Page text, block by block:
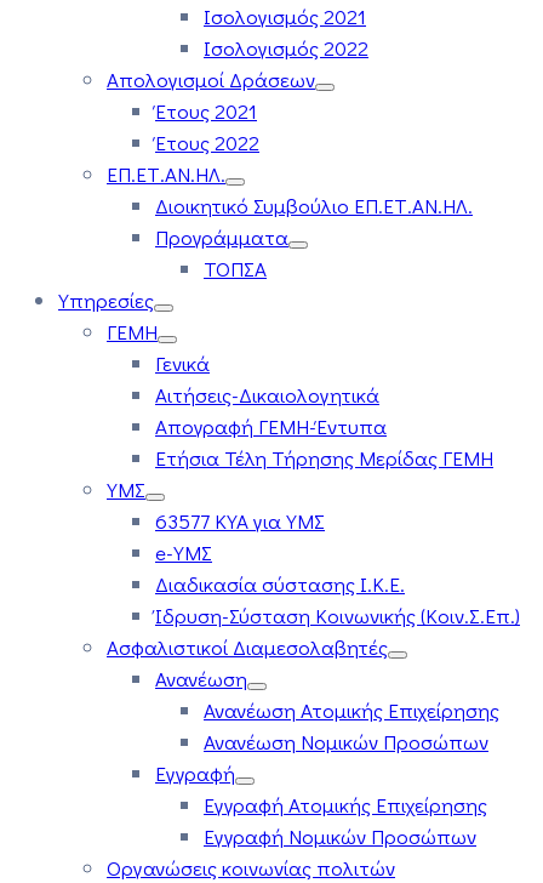
Ισολογισμός 2021
Ισολογισμός 2022
Απολογισμοί Δράσεων
Έτους 2021
Έτους 2022
ΕΠ.ΕΤ.ΑΝ.ΗΛ.
Διοικητικό Συμβούλιο ΕΠ.ΕΤ.ΑΝ.ΗΛ.
Προγράμματα
ΤΟΠΣΑ
Υπηρεσίες
ΓΕΜΗ
Γενικά
Αιτήσεις-Δικαιολογητικά
Απογραφή ΓΕΜΗ-Έντυπα
Ετήσια Τέλη Τήρησης Μερίδας ΓΕΜΗ
ΥΜΣ
63577 ΚΥΑ για ΥΜΣ
e-ΥΜΣ
Διαδικασία σύστασης Ι.Κ.Ε.
Ίδρυση-Σύσταση Κοινωνικής (Κοιν.Σ.Επ.)
Ασφαλιστικοί Διαμεσολαβητές
Ανανέωση
Ανανέωση Ατομικής Επιχείρησης
Ανανέωση Νομικών Προσώπων
Εγγραφή
Εγγραφή Ατομικής Επιχείρησης
Εγγραφή Νομικών Προσώπων
Οργανώσεις κοινωνίας πολιτών